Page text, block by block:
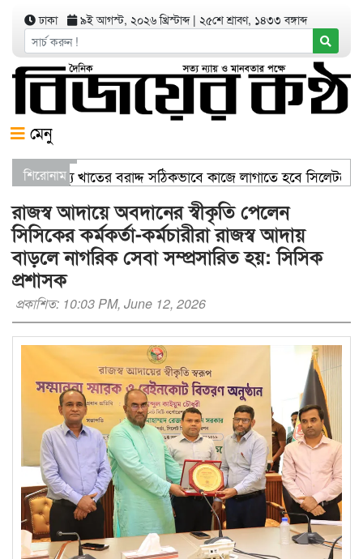
ঢাকা ৯ই আগস্ট, ২০২৬ খ্রিস্টাব্দ| ২৫শে শ্রাবণ, ১৪৩৩ বঙ্গাব্দ
মেনু
শিরোনামস্বাস্থ্য খাতের বরাদ্দ সঠিকভাবে কাজে লাগাতে হবে
যার যেখানে খালি জায়গা আছে, গাছ লাগান — আব্দুল কাইয়ুম
রাজস্ব আদায়ে অবদানের স্বীকৃতি পেলেন
সিসিকের কর্মকর্তা-কর্মচারীরা রাজস্ব আদায়
বাড়লে নাগরিক সেবা সম্প্রসারিত হয়: সিসিক
প্রশাসক
প্রকাশিত: 10:03 PM, June 12, 2026